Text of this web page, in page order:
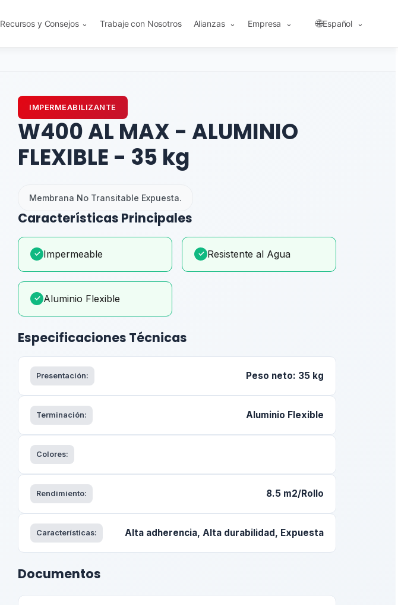
Recursos y Consejos ⌄ Trabaje con Nosotros Alianzas ⌄ Empresa ⌄ 🌐Español ⌄
IMPERMEABILIZANTE
W400 AL MAX - ALUMINIO
FLEXIBLE - 35 kg
Membrana No Transitable Expuesta.
Características Principales
✓ Impermeable ✓ Resistente al Agua
✓ Aluminio Flexible
Especificaciones Técnicas
Presentación: Peso neto: 35 kg
Terminación: Aluminio Flexible
Colores:
Rendimiento: 8.5 m2/Rollo
Características: Alta adherencia, Alta durabilidad, Expuesta
Documentos